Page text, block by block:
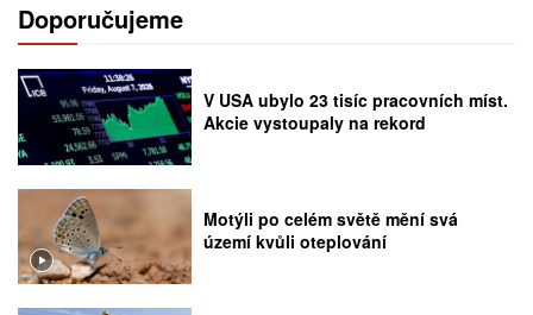
Doporučujeme
V USA ubylo 23 tisíc pracovních míst.
Akcie vystoupaly na rekord
Motýli po celém světě mění svá
území kvůli oteplování